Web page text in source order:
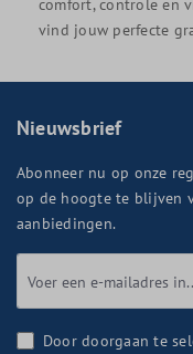
vind jouw perfecte
Nieuwsbrief
Abonneer nu op onze
op de hoogte te blijven
aanbiedingen.
Door doorgaan te